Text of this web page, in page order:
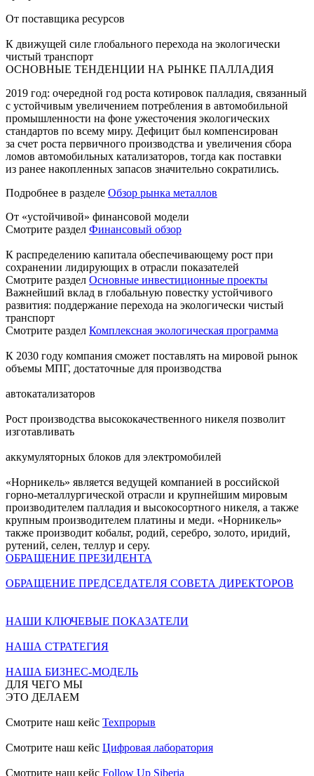
От поставщика ресурсов
К движущей силе глобального перехода на экологически
чистый транспорт
ОСНОВНЫЕ ТЕНДЕНЦИИ НА РЫНКЕ ПАЛЛАДИЯ
2019 год: очередной год роста котировок палладия, связанный
с устойчивым увеличением потребления в автомобильной
промышленности на фоне ужесточения экологических
стандартов по всему миру. Дефицит был компенсирован
за счет роста первичного производства и увеличения сбора
ломов автомобильных катализаторов, тогда как поставки
из ранее накопленных запасов значительно сократились.
Подробнее в разделе Обзор рынка металлов
От «устойчивой» финансовой модели
Смотрите раздел Финансовый обзор
К распределению капитала обеспечивающему рост при
сохранении лидирующих в отрасли показателей
Смотрите раздел Основные инвестиционные проекты
Важнейший вклад в глобальную повестку устойчивого
развития: поддержание перехода на экологически чистый
транспорт
Смотрите раздел Комплексная экологическая программа
К 2030 году компания сможет поставлять на мировой рынок
объемы МПГ, достаточные для производства
автокатализаторов
Рост производства высококачественного никеля позволит
изготавливать
аккумуляторных блоков для электромобилей
«Норникель» является ведущей компанией в российской
горно-металлургической отрасли и крупнейшим мировым
производителем палладия и высокосортного никеля, а также
крупным производителем платины и меди. «Норникель»
также производит кобальт, родий, серебро, золото, иридий,
рутений, селен, теллур и серу.
ОБРАЩЕНИЕ ПРЕЗИДЕНТА
ОБРАЩЕНИЕ ПРЕДСЕДАТЕЛЯ СОВЕТА ДИРЕКТОРОВ
НАШИ КЛЮЧЕВЫЕ ПОКАЗАТЕЛИ
НАША СТРАТЕГИЯ
НАША БИЗНЕС-МОДЕЛЬ
ДЛЯ ЧЕГО МЫ
ЭТО ДЕЛАЕМ
Смотрите наш кейс Техпрорыв
Смотрите наш кейс Цифровая лаборатория
Смотрите наш кейс Follow Up Siberia